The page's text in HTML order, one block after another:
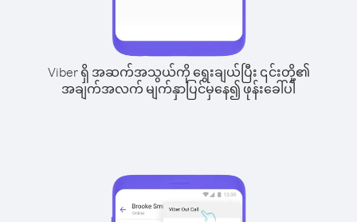
Viber ရှိ အဆက်အသွယ်ကို ရွေးချယ်ပြီး ၎င်းတို့၏
အချက်အလက် မျက်နှာပြင်မှနေ၍ ဖုန်းခေါ်ပါ